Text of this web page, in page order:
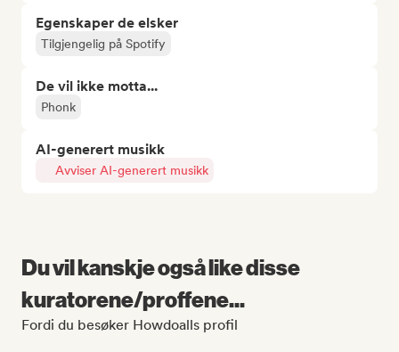
Egenskaper de elsker
Tilgjengelig på Spotify
De vil ikke motta...
Phonk
AI-generert musikk
Avviser AI-generert musikk
Du vil kanskje også like disse
kuratorene/proffene...
Fordi du besøker Howdoalls profil